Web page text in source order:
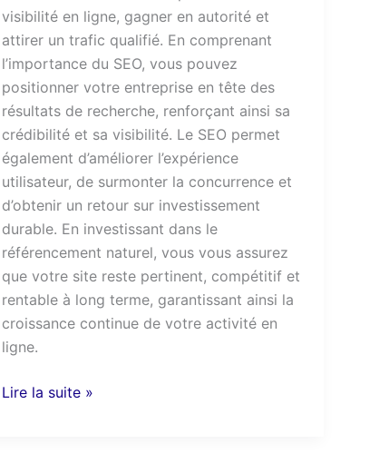
visibilité en ligne, gagner en autorité et
attirer un trafic qualifié. En comprenant
l’importance du SEO, vous pouvez
positionner votre entreprise en tête des
résultats de recherche, renforçant ainsi sa
crédibilité et sa visibilité. Le SEO permet
également d’améliorer l’expérience
utilisateur, de surmonter la concurrence et
d’obtenir un retour sur investissement
durable. En investissant dans le
référencement naturel, vous vous assurez
que votre site reste pertinent, compétitif et
rentable à long terme, garantissant ainsi la
croissance continue de votre activité en
ligne.
Lire la suite »